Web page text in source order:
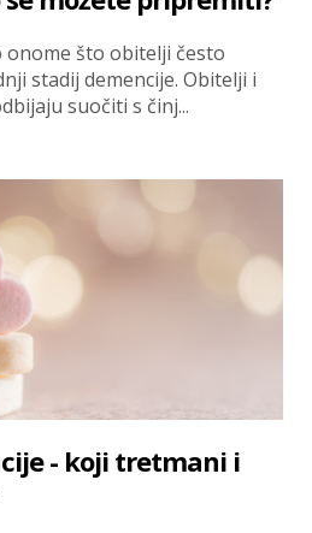
onome što obitelji često
stadij demencije. Obitelji i
suočiti s činj...
- koji tretmani i